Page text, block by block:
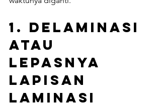
1. Delaminasi
atau
Lepasnya
Lapisan
Laminasi